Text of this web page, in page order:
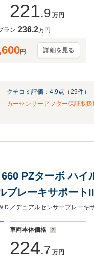
221.9 万円
ラン 236.2万円
円 詳細を見る
クチコミ評価： 4.9点（29件）
カーセンサーアフター保証取扱
PZターボ ハ
ブレーキサポー
イドドア/スマー
車両本体価格
224.7 万円